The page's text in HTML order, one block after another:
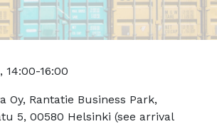
14:00-16:00
Oy, Rantatie Business Park,
5, 00580 Helsinki (see arrival